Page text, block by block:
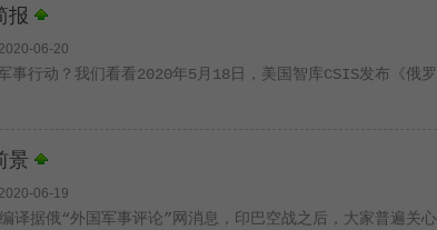
报
2020-06-20
事行动？我们看看2020年5月18日，美国智库CSIS发布《俄
景
2020-06-19
译据俄“外国军事评论”网消息，印巴空战之后，大家普遍关